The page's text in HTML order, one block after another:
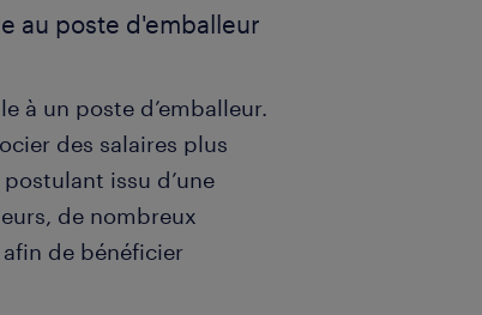
au poste d'emballeur
à un poste d’emballeur.
des salaires plus
issu d’une
de nombreux
de bénéficier